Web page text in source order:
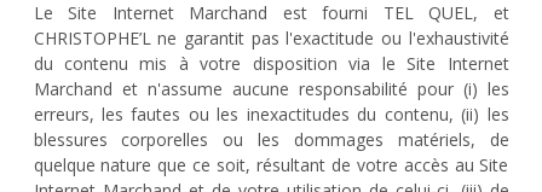
Le Site Internet Marchand est fourni TEL QUEL, et
CHRISTOPHE’L ne garantit pas l'exactitude ou l'exhaustivité
du contenu mis à votre disposition via le Site Internet
Marchand et n'assume aucune responsabilité pour (i) les
erreurs, les fautes ou les inexactitudes du contenu, (ii) les
blessures corporelles ou les dommages matériels, de
quelque nature que ce soit, résultant de votre accès au Site